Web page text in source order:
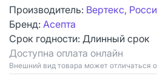
Производитель: Вертекс,
Бренд: Асепта
Срок годности: Длинный срок
Доступна оплата онлайн
Bнешний вид товара может отличаться